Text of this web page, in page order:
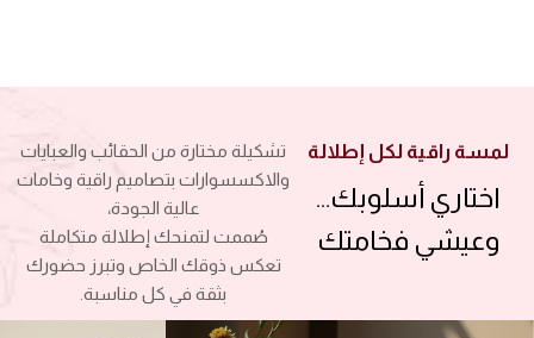
لمسة راقية لكل إطلالة
اختاري أسلوبك…
وعيشي فخامتك
تشكيلة مختارة من الحقائب والعبايات
والاكسسوارات بتصاميم راقية وخامات
عالية الجودة،
صُممت لتمنحك إطلالة متكاملة
تعكس ذوقك الخاص وتبرز حضورك
بثقة في كل مناسبة.